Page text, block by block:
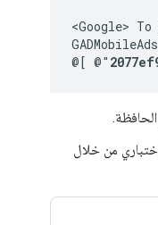
@[ @"
من خلال